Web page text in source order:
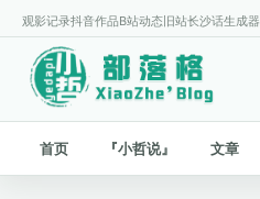
观影记录抖音作品B站动态 旧站长沙话生成器
首页 『小哲说』 文章